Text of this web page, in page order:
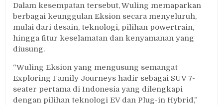
Dalam kesempatan tersebut, Wuling memaparkan
berbagai keunggulan Eksion secara menyeluruh,
mulai dari desain, teknologi, pilihan powertrain,
hingga fitur keselamatan dan kenyamanan yang
diusung.
“Wuling Eksion yang mengusung semangat
Exploring Family Journeys hadir sebagai SUV 7-
seater pertama di Indonesia yang dilengkapi
dengan pilihan teknologi EV dan Plug-in Hybrid,”